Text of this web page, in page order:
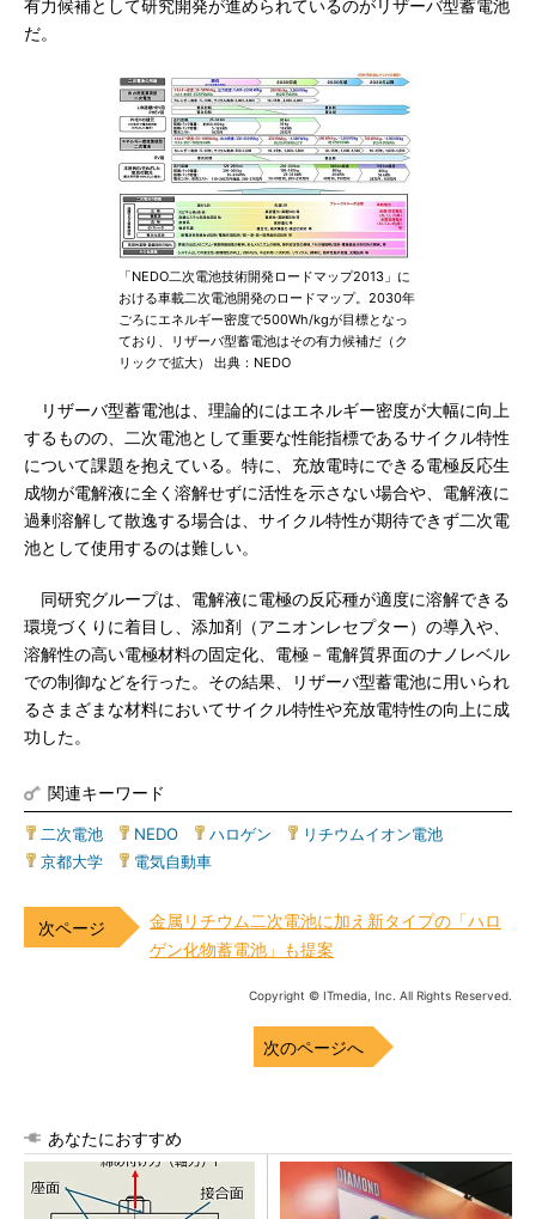
有力候補として研究開発が進められているのがリザーバ型蓄電池
だ。
「NEDO二次電池技術開発ロードマップ2013」に
おける車載二次電池開発のロードマップ。2030年
ごろにエネルギー密度で500Wh/kgが目標となっ
ており、リザーバ型蓄電池はその有力候補だ（ク
リックで拡大） 出典：NEDO
リザーバ型蓄電池は、理論的にはエネルギー密度が大幅に向上
するものの、二次電池として重要な性能指標であるサイクル特性
について課題を抱えている。特に、充放電時にできる電極反応生
成物が電解液に全く溶解せずに活性を示さない場合や、電解液に
過剰溶解して散逸する場合は、サイクル特性が期待できず二次電
池として使用するのは難しい。
同研究グループは、電解液に電極の反応種が適度に溶解できる
環境づくりに着目し、添加剤（アニオンレセプター）の導入や、
溶解性の高い電極材料の固定化、電極－電解質界面のナノレベル
での制御などを行った。その結果、リザーバ型蓄電池に用いられ
るさまざまな材料においてサイクル特性や充放電特性の向上に成
功した。
関連キーワード
二次電池 NEDO ハロゲン リチウムイオン電池
京都大学
電気自動車
金属リチウム二次電池に加え新タイプの「ハロ
ゲン化物蓄電池」も提案
Copyright © ITmedia, Inc. All Rights Reserved.
次のページへ
あなたにおすすめ